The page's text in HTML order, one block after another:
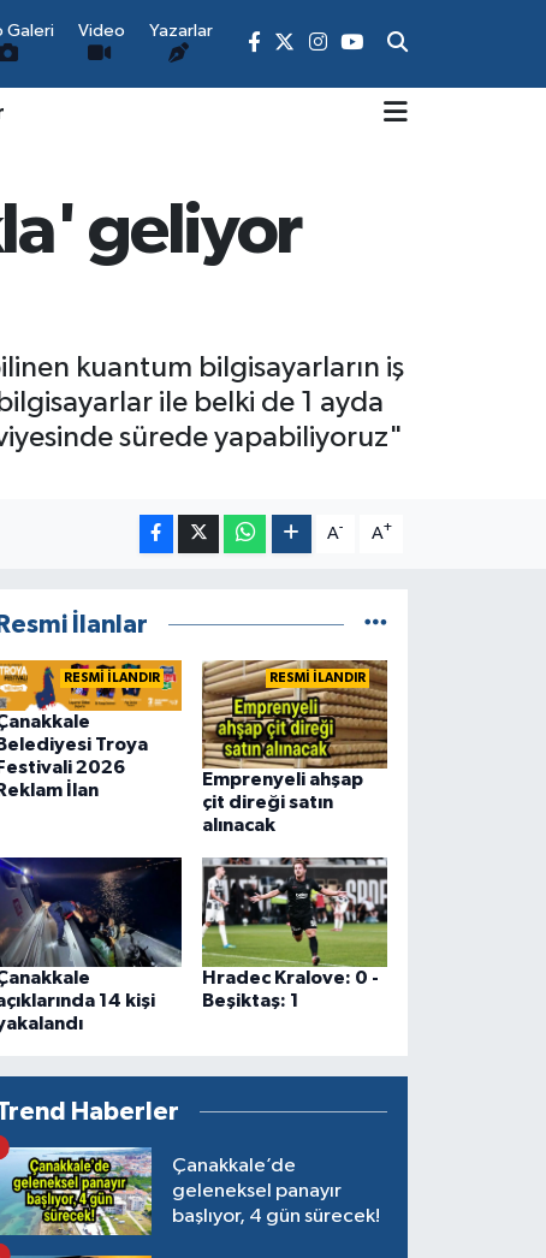
Galeri Video Yazarlar
geliyor
kuantum bilgisayarların iş
ile belki de 1 ayda
sürede yapabiliyoruz"
A- A+
Resmi İlanlar
RESMİ İLANDIR
Troya
2026
İlan
RESMİ İLANDIR
Emprenyeli ahşap
çit direği satın
alınacak
14 kişi
Hradec Kralove: 0 -
Beşiktaş: 1
Haberler
Çanakkale’de
geleneksel panayır
başlıyor, 4 gün sürecek!